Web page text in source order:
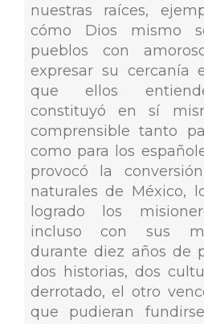
nuestras raíces,
cómo Dios mismo
pueblos con
expresar su cercanía
que ellos
constituyó en sí
comprensible tanto
como para los
provocó la
naturales de México,
logrado los
incluso con sus
durante diez años de
dos historias, dos
derrotado, el otro
que pudieran